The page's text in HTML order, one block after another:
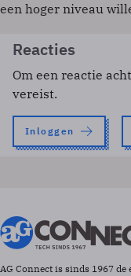
een hoger niveau
Reacties
Om een reactie
vereist.
Inloggen
AG Connect is sinds 1967